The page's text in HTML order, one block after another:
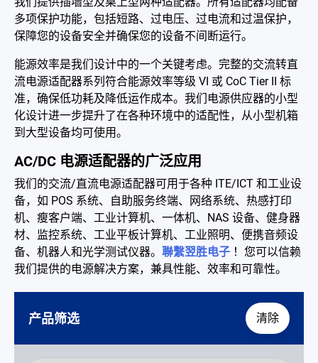
多项保护功能，包括短路、过电压、过电流和过温保护，
保障您的设备安全并确保您的设备不间断运行。
能源效率是我们设计中的一个关键考虑。完整的交流转直
流电源适配器系列符合能源效率等级 VI 或 CoC Tier II 标
准，确保低功耗及降低运作成本。我们电源供应器的小型
化设计进一步提升了在各种环境中的适配性，从小型机箱
到大型设备均可使用。
AC/DC 电源适配器的广泛应用
我们的交流/直流电源适配器可用于各种 ITE/ICT 和工业设
备，如 POS 系统、自助服务终端、网络系统、热感打印
机、瘦客户端、工业计算机、一体机、NAS 设备、健身器
材、监控系统、工业平板计算机、工业照明、便携音频设
备、机器人和光学测试仪器。 聯繫翌胜电子 ！您可以信赖
我们提供的电源解决方案，兼具性能、效率和可靠性。
产品筛选 清除
内置机壳型电源适配器
LED 电源
CRPS 电源
解决方案
为何选择翌胜
最新消息
公司简介
型录
联络我们
简体中文 繁體中文